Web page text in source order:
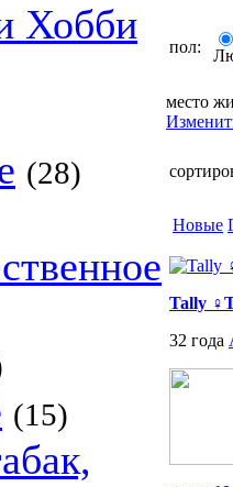
Хобби
(28)
(15)
пол:
место
Новые
Tally
32 года